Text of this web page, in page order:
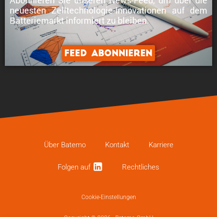
neuesten Zelltechnologie-Innovationenauf dem
Batteriemarkt informiert zu bleiben.
Feed abonnieren
Über Batemo Kontakt Karriere
Folgen auf Recht­li­ches
Cookie-Einstellungen